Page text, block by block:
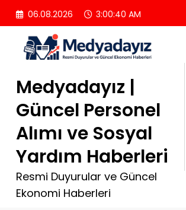
İçeriğe
atla
06.08.2026 3:00:40 AM
Medyadayız |
Güncel Personel
Alımı ve Sosyal
Yardım Haberleri
Resmi Duyurular ve Güncel
Ekonomi Haberleri